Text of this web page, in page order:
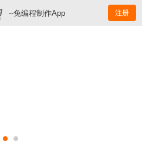
--免编程制作App 注册